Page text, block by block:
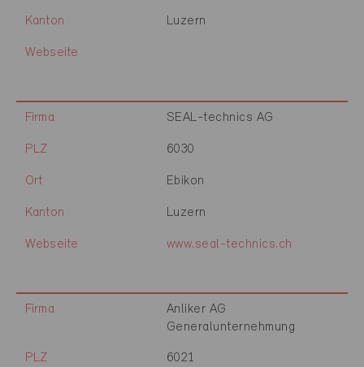
Kanton Luzern
Webseite
Firma SEAL-technics AG
PLZ 6030
Ort Ebikon
Kanton Luzern
Webseite www.seal-technics.ch
Firma
Anliker AG
Generalunternehmung
PLZ 6021